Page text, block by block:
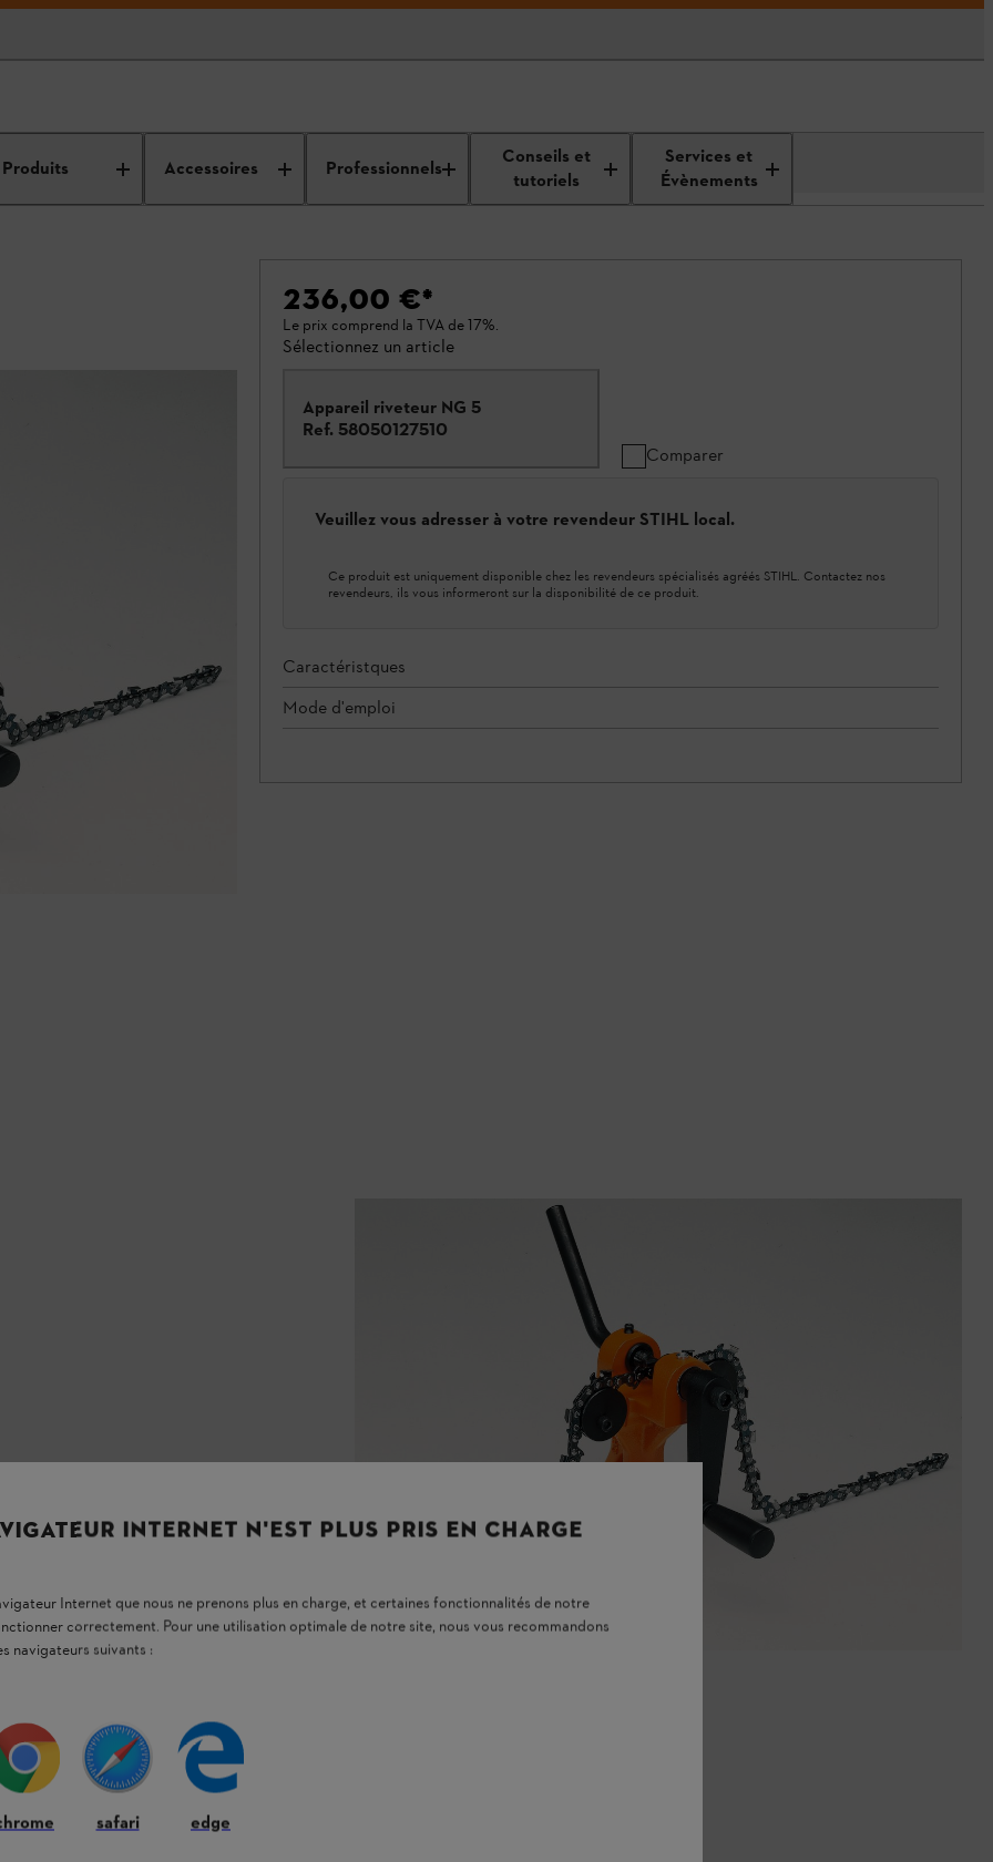
Produits Accessoires Professionnels
Conseils et
tutoriels
Services et
Évènements
236,00 €*
Le prix comprend la TVA de 17%.
Sélectionnez un article
Appareil riveteur NG 5
Ref. 58050127510
Comparer
Veuillez vous adresser à votre revendeur STIHL local.
Ce produit est uniquement disponible chez les revendeurs spécialisés agréés STIHL. Contactez nos
revendeurs, ils vous informeront sur la disponibilité de ce produit.
Caractéristques
Mode d'emploi
INTERNET N'EST PLUS PRIS EN CHARGE
Internet que nous ne prenons plus en charge, et certaines fonctionnalités de notre
correctement. Pour une utilisation optimale de notre site, nous vous recommandons
navigateurs suivants :
safari edge